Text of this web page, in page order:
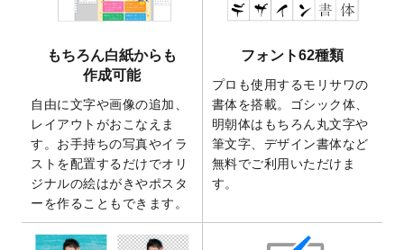
2025/8/1
9,160万点以上の写真やイラスト素材が無料
2025/7/30
キャンバスプリントのデザインテンプレー
トを追加いたしました。
2025/6/30
暑中見舞いのデザインテンプレートを追加
しました。
2025/6/27
キャンバスプリントのデザインテンプレー
トを追加いたしました。
2025/6/24
2026年版1月始まりのカレンダーデザイン
テンプレートを公開いたしました。
2025/6/9
「背景削除機能
」を実装しました。
もちろん白紙からも
作成可能
自由に文字や画像の追加、
レイアウトがおこなえま
す。お手持ちの写真やイラ
ストを配置するだけでオリ
ジナルの絵はがきやポスタ
ーを作ることもできます。
フォント62種類
プロも使用するモリサワの
書体を搭載。ゴシック体、
明朝体はもちろん丸文字や
筆文字、デザイン書体など
無料でご利用いただけま
す。